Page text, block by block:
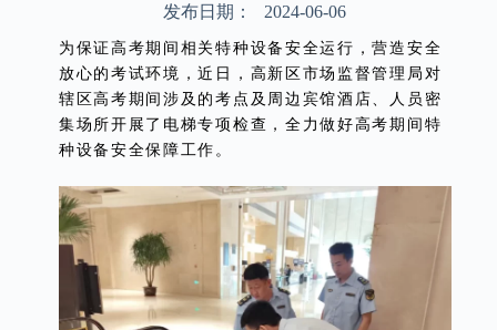
发布日期：
2024-06-06
为保证高考期间相关特种设备安全运行，营造安全
放心的考试环境，近日，高新区市场监督管理局对
辖区高考期间涉及的考点及周边宾馆酒店、人员密
集场所开展了电梯专项检查，全力做好高考期间特
种设备安全保障工作。